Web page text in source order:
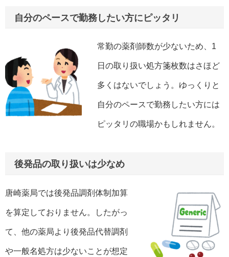
自分のペースで勤務したい方にピッタリ
常勤の薬剤師数が少ないため、1
日の取り扱い処方箋枚数はさほど
多くはないでしょう。ゆっくりと
自分のペースで勤務したい方には
ピッタリの職場かもしれません。
後発品の取り扱いは少なめ
唐崎薬局では後発品調剤体制加算
を算定しておりません。したがっ
て、他の薬局より後発品代替調剤
や一般名処方は少ないことが想定